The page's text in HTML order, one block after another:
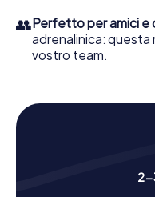
👥Perfetto per amici e
adrenalinica: questa
vostro team.
2-